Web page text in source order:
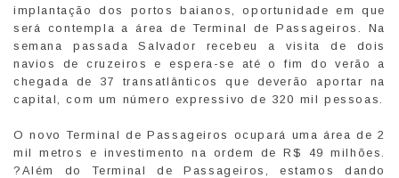
implantação dos portos baianos, oportunidade em que
será contempla a área de Terminal de Passageiros. Na
semana passada Salvador recebeu a visita de dois
navios de cruzeiros e espera-se até o fim do verão a
chegada de 37 transatlânticos que deverão aportar na
capital, com um número expressivo de 320 mil pessoas.
O novo Terminal de Passageiros ocupará uma área de 2
mil metros e investimento na ordem de R$ 49 milhões.
?Além do Terminal de Passageiros, estamos dando